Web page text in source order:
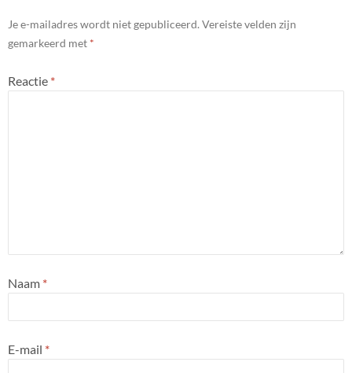
Je e-mailadres wordt niet gepubliceerd. Vereiste velden zijn
gemarkeerd met *
Reactie *
Naam *
E-mail *